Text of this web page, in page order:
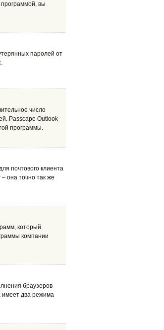
вы
паролей от
число
Passcape Outlook
программы.
почтового клиента
она точно так же
который
компании
браузеров
имеет два режима